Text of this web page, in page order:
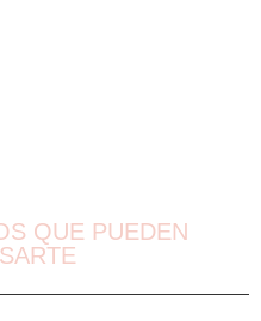
QUE PUEDEN